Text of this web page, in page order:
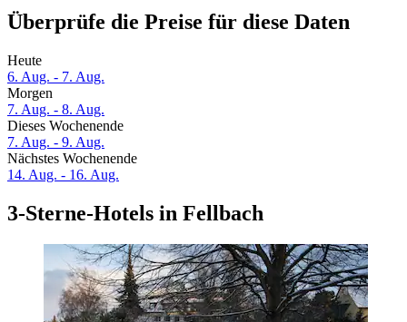
Überprüfe die Preise für diese Daten
Heute
6. Aug. - 7. Aug.
Morgen
7. Aug. - 8. Aug.
Dieses Wochenende
7. Aug. - 9. Aug.
Nächstes Wochenende
14. Aug. - 16. Aug.
3-Sterne-Hotels in Fellbach